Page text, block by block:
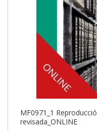
MF0971_1
revisada_ONLINE